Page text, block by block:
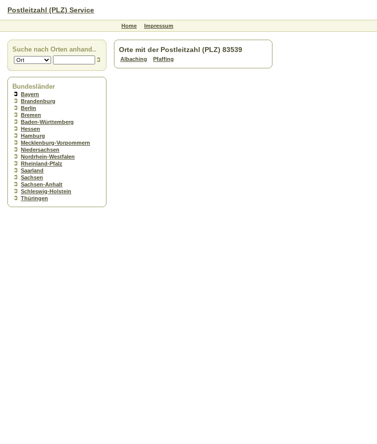
Postleitzahl (PLZ) Service
Home Impressum
Suche nach Orten anhand..
Bundesländer
Bayern
Brandenburg
Berlin
Bremen
Baden-Württemberg
Hessen
Hamburg
Mecklenburg-Vorpommern
Niedersachsen
Nordrhein-Westfalen
Rheinland-Pfalz
Saarland
Sachsen
Sachsen-Anhalt
Schleswig-Holstein
Thüringen
Orte mit der Postleitzahl (PLZ) 83539
Albaching Pfaffing